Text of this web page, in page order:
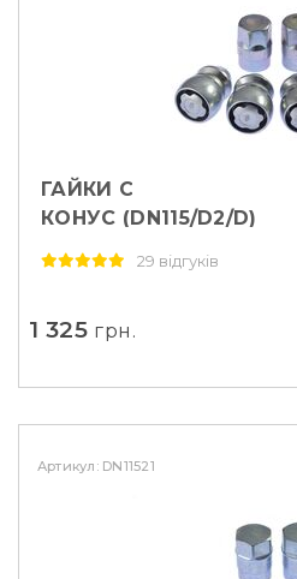
ГАЙКИ СЕКРЕТНІ
КОНУС (DN115/D2/D)
29 відгуків
1 325 грн.
Артикул: DN11521